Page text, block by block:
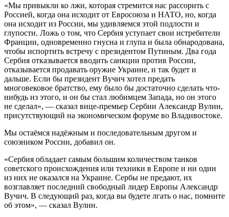
«Мы привыкли ко лжи, которая стремится нас рассорить с
Россией, когда она исходит от Евросоюза и НАТО, но, когда
она исходит из России, мы удивляемся этой подлости и
глупости. Ложь о том, что Сербия уступает свои истребители
Франции, одновременно гнусна и глупа и была обнародована,
чтобы испортить встречу с президентом Путиным. Два года
Сербия отказывается вводить санкции против России,
отказывается продавать оружие Украине, и так будет и
дальше. Если бы президент Вучич хотел предать
многовековое братство, ему было бы достаточно сделать что-
нибудь из этого, и он бы стал любимцем Запада, но он этого
не сделал», — сказал вице-премьер Сербии Александр Вулин,
присутствующий на экономическом форуме во Владивостоке.
Мы остаёмся надёжным и последовательным другом и
союзником России, добавил он.
«Сербия обладает самым большим количеством танков
советского происхождения или техники в Европе и ни один
из них не оказался на Украине. Сербы не предают, их
возглавляет последний свободный лидер Европы Александр
Вучич. В следующий раз, когда вы будете лгать о нас, помните
об этом», — сказал Вулин.